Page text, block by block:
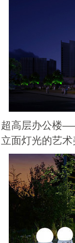
高层办公楼
面灯光的艺术